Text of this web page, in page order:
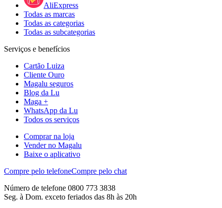
AliExpress
Todas as marcas
Todas as categorias
Todas as subcategorias
Serviços e benefícios
Cartão Luiza
Cliente Ouro
Magalu seguros
Blog da Lu
Maga +
WhatsApp da Lu
Todos os serviços
Comprar na loja
Vender no Magalu
Baixe o aplicativo
Compre pelo telefoneCompre pelo chat
Número de telefone 0800 773 3838
Seg. à Dom. exceto feriados das 8h às 20h